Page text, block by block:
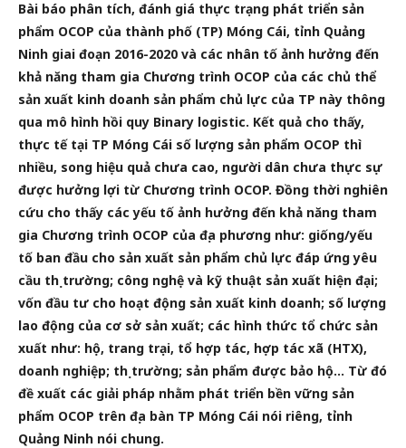
Bài báo phân tích, đánh giá thực trạng phát triển sản
phẩm OCOP của thành phố (TP) Móng Cái, tỉnh Quảng
Ninh giai đoạn 2016-2020 và các nhân tố ảnh hưởng đến
khả năng tham gia Chương trình OCOP của các chủ thể
sản xuất kinh doanh sản phẩm chủ lực của TP này thông
qua mô hình hồi quy Binary logistic. Kết quả cho thấy,
thực tế tại TP Móng Cái số lượng sản phẩm OCOP thì
nhiều, song hiệu quả chưa cao, người dân chưa thực sự
được hưởng lợi từ Chương trình OCOP. Đồng thời nghiên
cứu cho thấy các yếu tố ảnh hưởng đến khả năng tham
gia Chương trình OCOP của địa phương như: giống/yếu
tố ban đầu cho sản xuất sản phẩm chủ lực đáp ứng yêu
cầu thị trường; công nghệ và kỹ thuật sản xuất hiện đại;
vốn đầu tư cho hoạt động sản xuất kinh doanh; số lượng
lao động của cơ sở sản xuất; các hình thức tổ chức sản
xuất như: hộ, trang trại, tổ hợp tác, hợp tác xã (HTX),
doanh nghiệp; thị trường; sản phẩm được bảo hộ… Từ đó
đề xuất các giải pháp nhằm phát triển bền vững sản
phẩm OCOP trên địa bàn TP Móng Cái nói riêng, tỉnh
Quảng Ninh nói chung.